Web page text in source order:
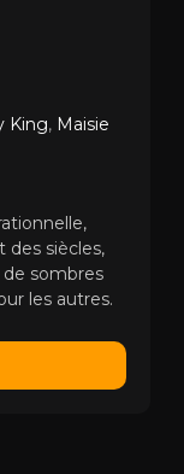
King, Maisie
des siècles,
sombres
les autres.